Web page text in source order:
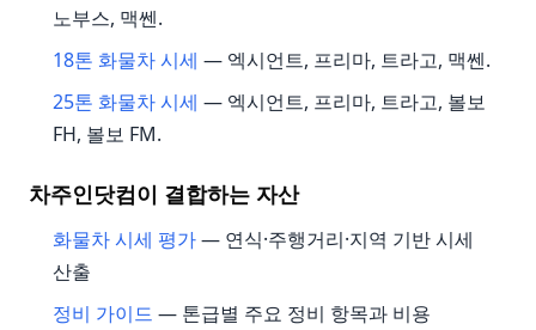
노부스, 맥쎈.
18톤 화물차 시세 — 엑시언트, 프리마, 트라고, 맥쎈.
25톤 화물차 시세 — 엑시언트, 프리마, 트라고, 볼보
FH, 볼보 FM.
차주인닷컴이 결합하는 자산
화물차 시세 평가— 연식·주행거리·지역 기반 시세
산출
정비 가이드 — 톤급별 주요 정비 항목과 비용